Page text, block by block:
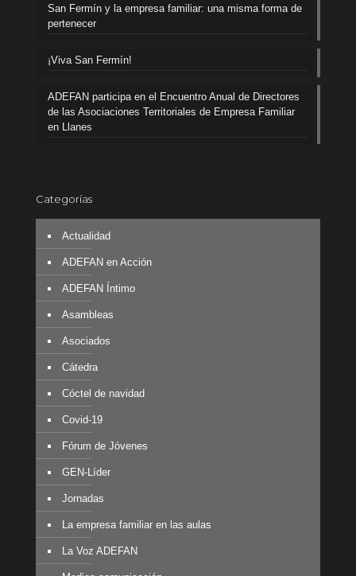
San Fermín y la empresa familiar: una misma forma de
pertenecer
¡Viva San Fermín!
ADEFAN participa en el Encuentro Anual de Directores
de las Asociaciones Territoriales de Empresa Familiar
en Llanes
Categorías
Actualidad
ADEFAN en Acción
ADEFAN Íntimo
Asambleas
Asociados
Cátedra
Cóctel de navidad
Covid-19
Fórum de Jóvenes
GEN-Líder
Jornadas
La empresa familiar en las aulas
La Voz ADEFAN